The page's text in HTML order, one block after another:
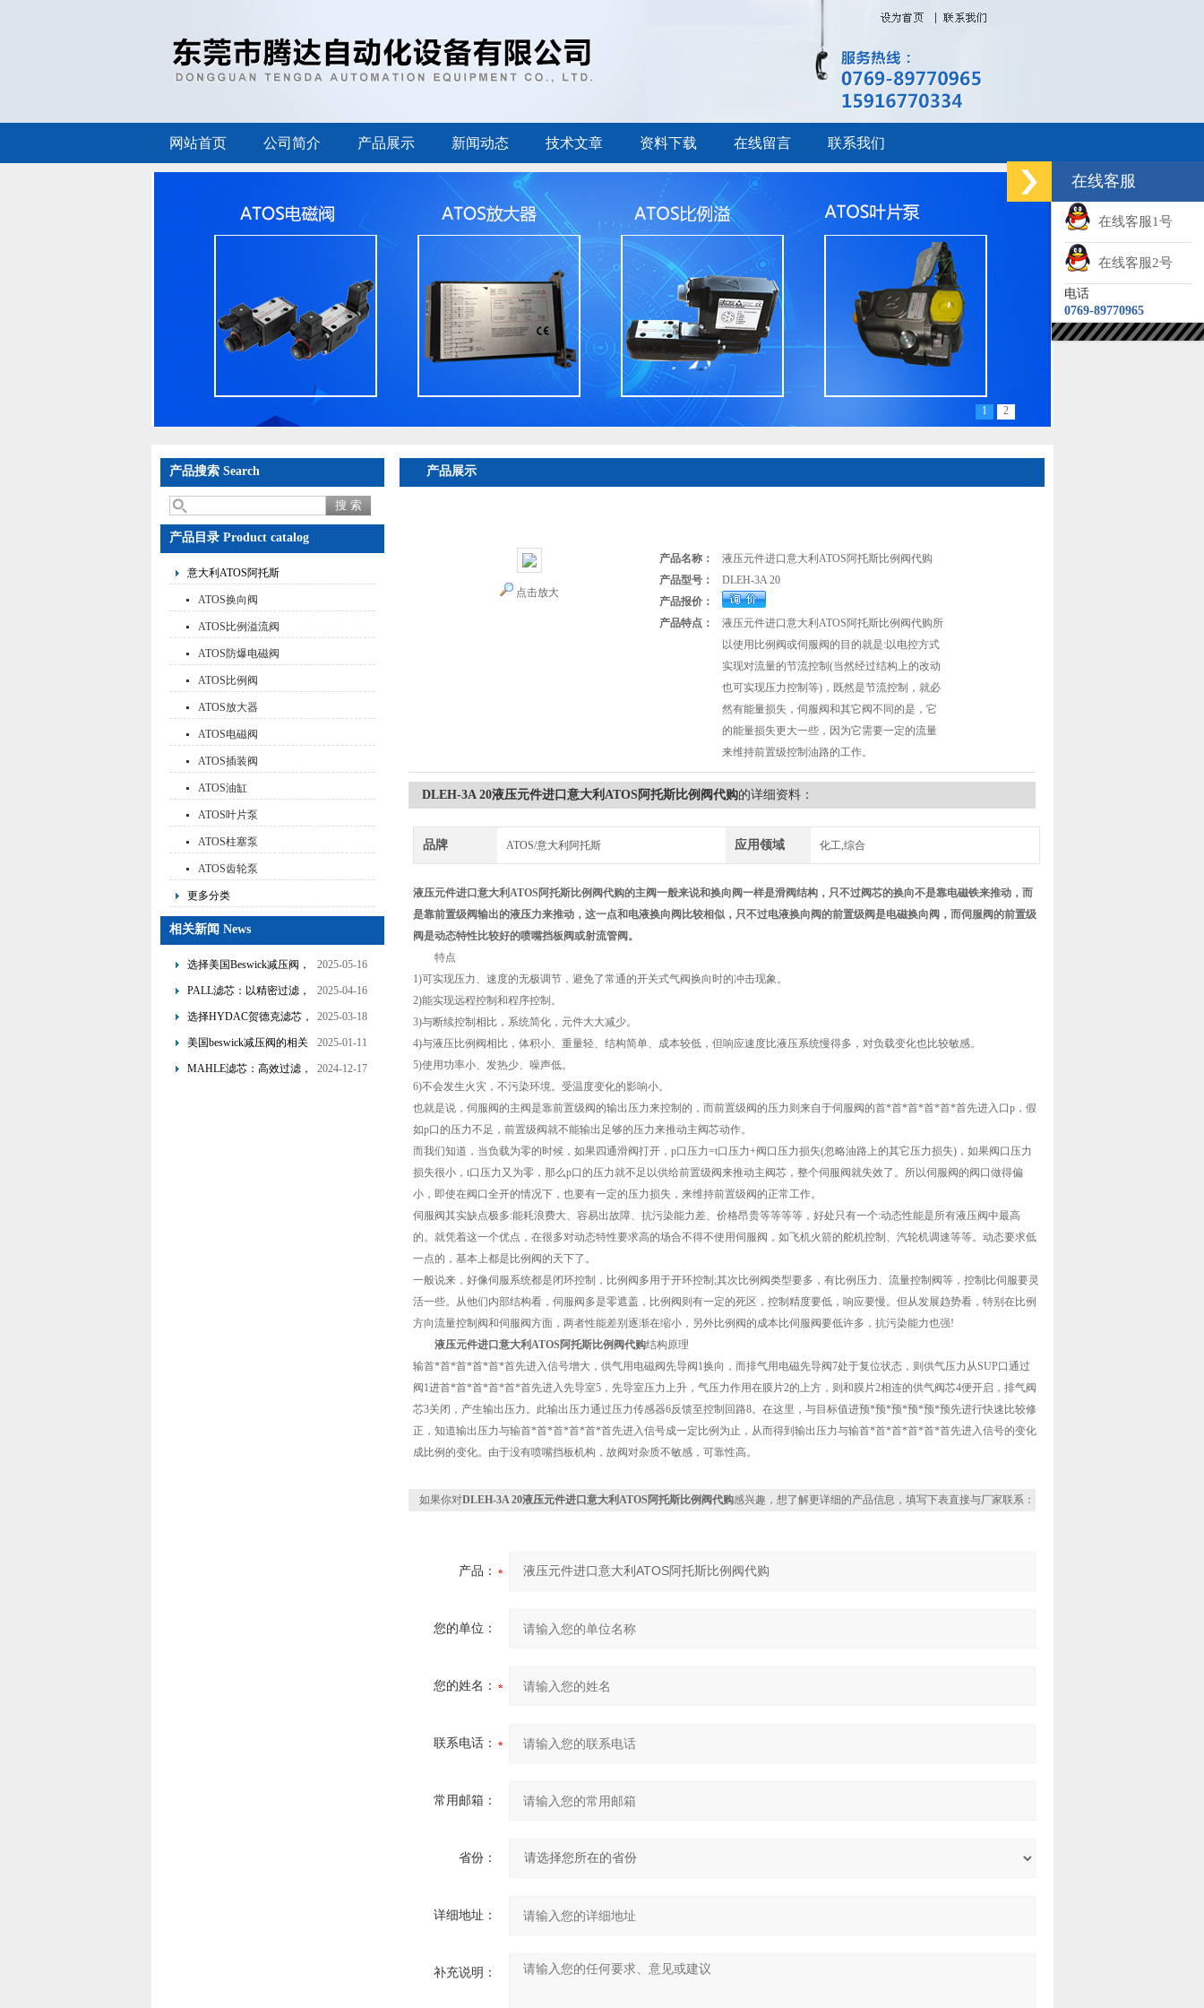
网站首页 公司简介 产品展示 新闻动态 技术文章 资料下载 在线留言 联系我们
1 2
产品搜索 Search
产品目录 Product catalog
意大利ATOS阿托斯
ATOS换向阀
ATOS比例溢流阀
ATOS防爆电磁阀
ATOS比例阀
ATOS放大器
ATOS电磁阀
ATOS插装阀
ATOS油缸
ATOS叶片泵
ATOS柱塞泵
ATOS齿轮泵
更多分类
相关新闻 News
选择美国Beswick减压阀，
提升流体系统效率
2025-05-16
PALL滤芯：以精密过滤，
为工业流体筑起“隐形安全
2025-04-16
选择HYDAC贺德克滤芯，
享受精准过滤与稳定性能
2025-03-18
美国beswick减压阀的相关
知识
2025-01-11
MAHLE滤芯：高效过滤，
2024-12-17
产品展示
点击放大
产品名称：
液压元件进口意大利ATOS阿托斯比例阀代购
产品型号：
DLEH-3A 20
产品报价：
产品特点：
液压元件进口意大利ATOS阿托斯比例阀代购所
以使用比例阀或伺服阀的目的就是:以电控方式
实现对流量的节流控制(当然经过结构上的改动
也可实现压力控制等)，既然是节流控制，就必
然有能量损失，伺服阀和其它阀不同的是，它
的能量损失更大一些，因为它需要一定的流量
来维持前置级控制油路的工作。
DLEH-3A 20液压元件进口意大利ATOS阿托斯比例阀代购的详细资料：
品牌 ATOS/意大利阿托斯 应用领域 化工,综合
液压元件进口意大利ATOS阿托斯比例阀代购的主阀一般来说和换向阀一样是滑阀结构，只不过阀芯的换向不是靠电磁铁来推动，而
是靠前置级阀输出的液压力来推动，这一点和电液换向阀比较相似，只不过电液换向阀的前置级阀是电磁换向阀，而伺服阀的前置级
阀是动态特性比较好的喷嘴挡板阀或射流管阀。
特点
1)可实现压力、速度的无极调节，避免了常通的开关式气阀换向时的冲击现象。
2)能实现远程控制和程序控制。
3)与断续控制相比，系统简化，元件大大减少。
4)与液压比例阀相比，体积小、重量轻、结构简单、成本较低，但响应速度比液压系统慢得多，对负载变化也比较敏感。
5)使用功率小、发热少、噪声低。
6)不会发生火灾，不污染环境。受温度变化的影响小。
也就是说，伺服阀的主阀是靠前置级阀的输出压力来控制的，而前置级阀的压力则来自于伺服阀的首*首*首*首*首*首先进入口p，假
如p口的压力不足，前置级阀就不能输出足够的压力来推动主阀芯动作。
而我们知道，当负载为零的时候，如果四通滑阀打开，p口压力=t口压力+阀口压力损失(忽略油路上的其它压力损失)，如果阀口压力
损失很小，t口压力又为零，那么p口的压力就不足以供给前置级阀来推动主阀芯，整个伺服阀就失效了。所以伺服阀的阀口做得偏
小，即使在阀口全开的情况下，也要有一定的压力损失，来维持前置级阀的正常工作。
伺服阀其实缺点极多:能耗浪费大、容易出故障、抗污染能力差、价格昂贵等等等等，好处只有一个:动态性能是所有液压阀中最高
的。就凭着这一个优点，在很多对动态特性要求高的场合不得不使用伺服阀，如飞机火箭的舵机控制、汽轮机调速等等。动态要求低
一点的，基本上都是比例阀的天下了。
一般说来，好像伺服系统都是闭环控制，比例阀多用于开环控制;其次比例阀类型要多，有比例压力、流量控制阀等，控制比伺服要灵
活一些。从他们内部结构看，伺服阀多是零遮盖，比例阀则有一定的死区，控制精度要低，响应要慢。但从发展趋势看，特别在比例
方向流量控制阀和伺服阀方面，两者性能差别逐渐在缩小，另外比例阀的成本比伺服阀要低许多，抗污染能力也强!
液压元件进口意大利ATOS阿托斯比例阀代购结构原理
输首*首*首*首*首*首先进入信号增大，供气用电磁阀先导阀1换向，而排气用电磁先导阀7处于复位状态，则供气压力从SUP口通过
阀1进首*首*首*首*首*首先进入先导室5，先导室压力上升，气压力作用在膜片2的上方，则和膜片2相连的供气阀芯4便开启，排气阀
芯3关闭，产生输出压力。此输出压力通过压力传感器6反馈至控制回路8。在这里，与目标值进预*预*预*预*预*预先进行快速比较修
正，知道输出压力与输首*首*首*首*首*首先进入信号成一定比例为止，从而得到输出压力与输首*首*首*首*首*首先进入信号的变化
成比例的变化。由于没有喷嘴挡板机构，故阀对杂质不敏感，可靠性高。
如果你对DLEH-3A 20液压元件进口意大利ATOS阿托斯比例阀代购感兴趣，想了解更详细的产品信息，填写下表直接与厂家联系：
产品：
您的单位：
您的姓名：
联系电话：
常用邮箱：
省份：
详细地址：
补充说明：
在线客服
在线客服1号
在线客服2号
电话
0769-89770965